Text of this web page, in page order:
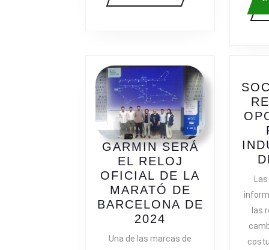
GARMIN SERÁ
EL RELOJ
OFICIAL DE LA
MARATÓ DE
BARCELONA DE
2024
SERÁ
Una de las marcas de
las